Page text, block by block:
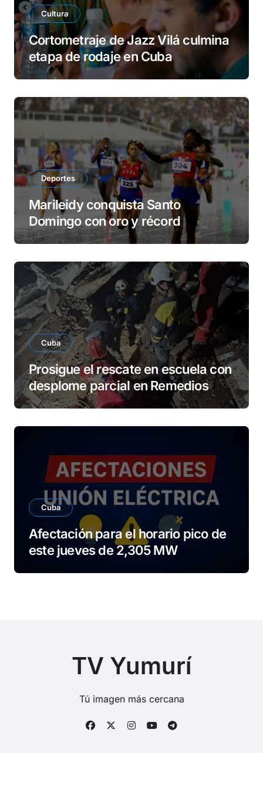
Cultura
Cortometraje de Jazz Vilá culmina
etapa de rodaje en Cuba
Deportes
Marileidy conquista Santo
Domingo con oro y récord
Cuba
Prosigue el rescate en escuela con
desplome parcial en Remedios
Cuba
Afectación para el horario pico de
este jueves de 2,305 MW
TV Yumurí
Tú imagen más cercana